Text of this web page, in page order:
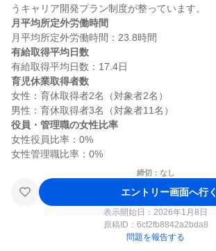
月平均所定外労働時間
有給取得平均日数
育児休業取得者数
女性：育休取得者2名（対象者2名）
役員・管理職の女性比率
女性役員比率：0%
締切：なし
エントリー画面へ行く
表示開始日：2026年1月8日
原稿ID： 6cf2fb8842a2bda8
問題を報告する